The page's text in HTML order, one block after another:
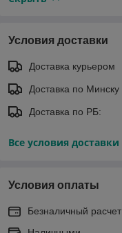
Условия доставки
Доставка курьером
Доставка по Минску
Доставка по РБ:
Все условия доставки
Условия оплаты
Безналичный расчет